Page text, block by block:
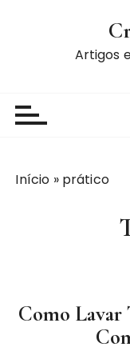
Artigos
Início » prático
Como Lavar